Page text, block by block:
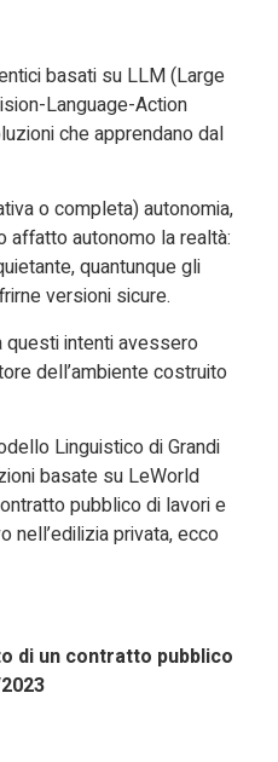
basati su LLM (Large
Language-Action
che apprendano dal
o completa) autonomia,
affatto autonomo la realtà:
quantunque gli
versioni sicure.
questi intenti avessero
dell’ambiente costruito
Linguistico di Grandi
basate su LeWorld
pubblico di lavori e
nell’edilizia privata, ecco
di un contratto pubblico